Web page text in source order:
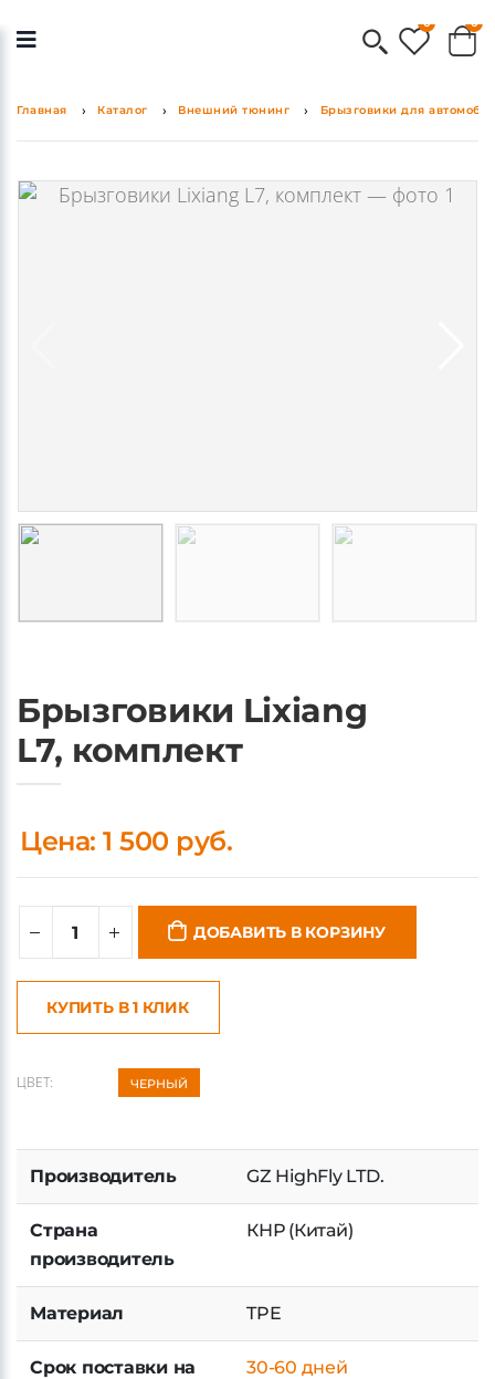
0 0
Главная Каталог Внешний тюнинг Брызговики для
Брызговики Lixiang
L7, комплект
Цена: 1 500 руб.
ДОБАВИТЬ В КОРЗИНУ
КУПИТЬ В 1 КЛИК
ЦВЕТ: ЧЕРНЫЙ
Производитель GZ HighFly LTD.
Страна
производитель
КНР (Китай)
Материал TPE
Срок поставки на
30-60 дней